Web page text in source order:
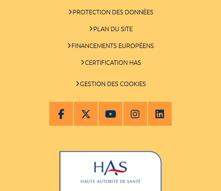
PROTECTION DES DONNÉES
PLAN DU SITE
FINANCEMENTS EUROPÉENS
CERTIFICATION HAS
GESTION DES COOKIES